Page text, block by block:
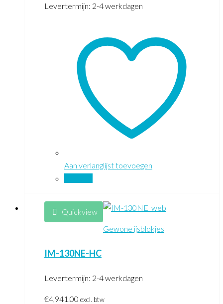
Levertermijn: 2-4 werkdagen
Aan verlanglijst toevoegen
Quickview
Gewone ijsblokjes
IM-130NE-HC
Levertermijn: 2-4 werkdagen
€4,941.00 excl. btw